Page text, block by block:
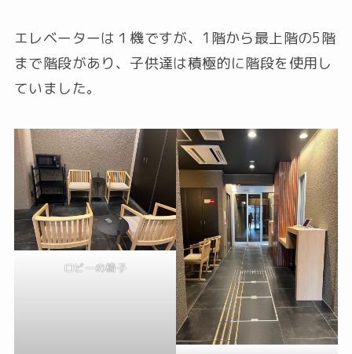
エレベーターは１機ですが、1階から最上階の5階
まで階段があり、子供達は積極的に階段を使用し
ていました。
ロビーの椅子